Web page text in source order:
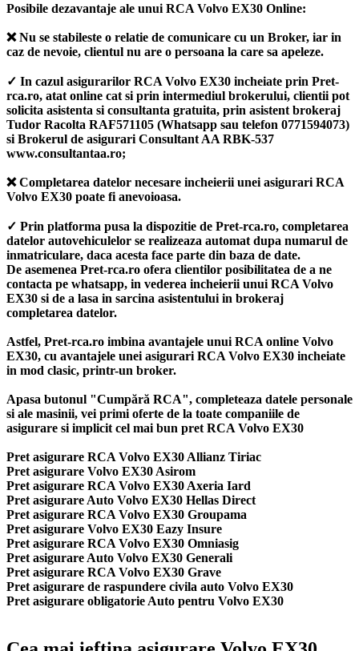
Posibile dezavantaje ale unui RCA Volvo EX30 Online:
❌ Nu se stabileste o relatie de comunicare cu un Broker, iar in
caz de nevoie, clientul nu are o persoana la care sa apeleze.
✓ In cazul asigurarilor RCA Volvo EX30 incheiate prin Pret-
rca.ro, atat online cat si prin intermediul brokerului, clientii pot
solicita asistenta si consultanta gratuita, prin asistent brokeraj
Tudor Racolta RAF571105 (Whatsapp sau telefon 0771594073)
si Brokerul de asigurari Consultant AA RBK-537
www.consultantaa.ro;
❌ Completarea datelor necesare incheierii unei asigurari RCA
Volvo EX30 poate fi anevoioasa.
✓ Prin platforma pusa la dispozitie de Pret-rca.ro, completarea
datelor autovehiculelor se realizeaza automat dupa numarul de
inmatriculare, daca acesta face parte din baza de date.
De asemenea Pret-rca.ro ofera clientilor posibilitatea de a ne
contacta pe whatsapp, in vederea incheierii unui RCA Volvo
EX30 si de a lasa in sarcina asistentului in brokeraj
completarea datelor.
Astfel, Pret-rca.ro imbina avantajele unui RCA online Volvo
EX30, cu avantajele unei asigurari RCA Volvo EX30 incheiate
in mod clasic, printr-un broker.
Apasa butonul "Cumpără RCA", completeaza datele personale
si ale masinii, vei primi oferte de la toate companiile de
asigurare si implicit cel mai bun pret RCA Volvo EX30
Pret asigurare RCA Volvo EX30 Allianz Tiriac
Pret asigurare Volvo EX30 Asirom
Pret asigurare RCA Volvo EX30 Axeria Iard
Pret asigurare Auto Volvo EX30 Hellas Direct
Pret asigurare RCA Volvo EX30 Groupama
Pret asigurare Volvo EX30 Eazy Insure
Pret asigurare RCA Volvo EX30 Omniasig
Pret asigurare Auto Volvo EX30 Generali
Pret asigurare RCA Volvo EX30 Grave
Pret asigurare de raspundere civila auto Volvo EX30
Pret asigurare obligatorie Auto pentru Volvo EX30